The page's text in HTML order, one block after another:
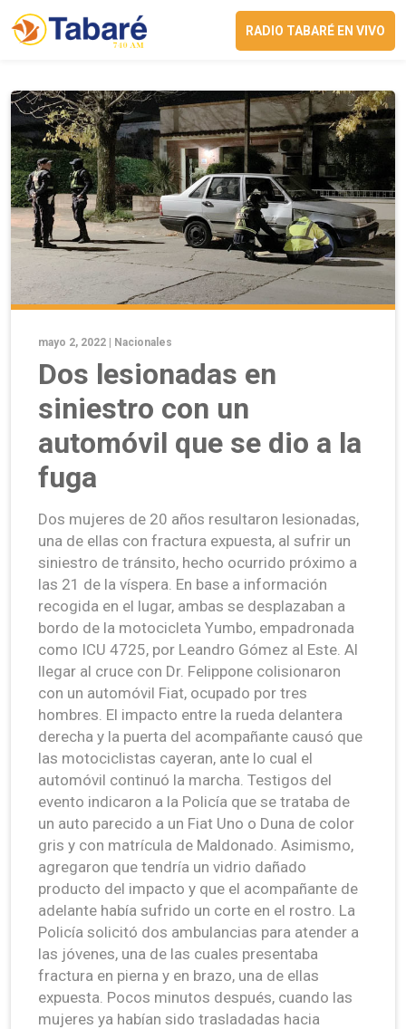
RADIO TABARÉ EN VIVO
mayo 2, 2022 | Nacionales
Dos lesionadas en
siniestro con un
automóvil que se dio a la
fuga
Dos mujeres de 20 años resultaron lesionadas,
una de ellas con fractura expuesta, al sufrir un
siniestro de tránsito, hecho ocurrido próximo a
las 21 de la víspera. En base a información
recogida en el lugar, ambas se desplazaban a
bordo de la motocicleta Yumbo, empadronada
como ICU 4725, por Leandro Gómez al Este. Al
llegar al cruce con Dr. Felippone colisionaron
con un automóvil Fiat, ocupado por tres
hombres. El impacto entre la rueda delantera
derecha y la puerta del acompañante causó que
las motociclistas cayeran, ante lo cual el
automóvil continuó la marcha. Testigos del
evento indicaron a la Policía que se trataba de
un auto parecido a un Fiat Uno o Duna de color
gris y con matrícula de Maldonado. Asimismo,
agregaron que tendría un vidrio dañado
producto del impacto y que el acompañante de
adelante había sufrido un corte en el rostro. La
Policía solicitó dos ambulancias para atender a
las jóvenes, una de las cuales presentaba
fractura en pierna y en brazo, una de ellas
expuesta. Pocos minutos después, cuando las
mujeres ya habían sido trasladadas hacia